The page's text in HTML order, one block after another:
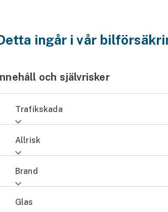
ingår i vår
och självrisker
Trafikskada
Allrisk
Brand
Glas